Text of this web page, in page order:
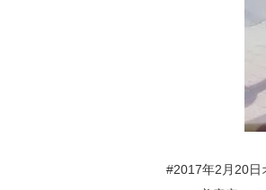
#2017年2月20日